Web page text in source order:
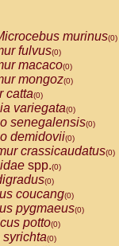
murinus(0)
fulvus(0)
macaco(0)
mongoz(0)
catta(0)
variegata(0)
senegalensis(0)
demidovii(0)
crassicaudatus(0)
spp.(0)
(0)
coucang(0)
pygmaeus(0)
potto(0)
syrichta(0)